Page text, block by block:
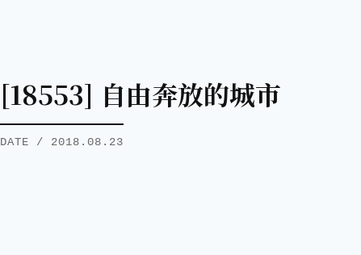
[18553] 自由奔放的城市
DATE / 2018.08.23